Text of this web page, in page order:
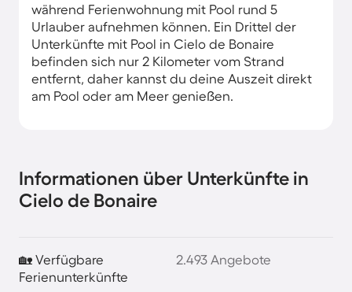
während Ferienwohnung mit Pool rund 5
Urlauber aufnehmen können. Ein Drittel der
Unterkünfte mit Pool in Cielo de Bonaire
befinden sich nur 2 Kilometer vom Strand
entfernt, daher kannst du deine Auszeit direkt
am Pool oder am Meer genießen.
Informationen über Unterkünfte in
Cielo de Bonaire
🏡 Verfügbare
Ferienunterkünfte
2.493 Angebote